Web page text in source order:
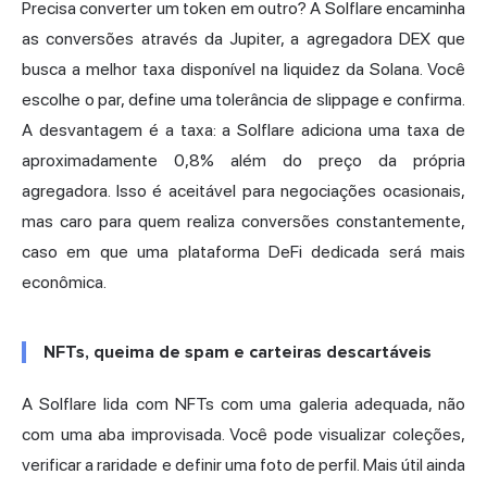
Precisa converter um token em outro? A Solflare encaminha
as conversões através da Jupiter, a agregadora DEX que
busca a melhor taxa disponível na liquidez da Solana. Você
escolhe o par, define uma tolerância de slippage e confirma.
A desvantagem é a taxa: a Solflare adiciona uma taxa de
aproximadamente 0,8% além do preço da própria
agregadora. Isso é aceitável para negociações ocasionais,
mas caro para quem realiza conversões constantemente,
caso em que uma plataforma DeFi dedicada será mais
econômica.
NFTs, queima de spam e carteiras descartáveis
A Solflare lida com NFTs com uma galeria adequada, não
com uma aba improvisada. Você pode visualizar coleções,
verificar a raridade e definir uma foto de perfil. Mais útil ainda